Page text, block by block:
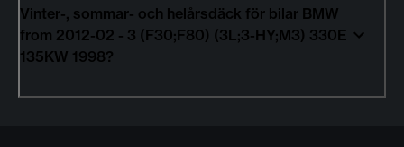
Vinter-, sommar- och helårsdäck för bilar BMW
from 2012-02 - 3 (F30;F80) (3L;3-HY;M3) 330E
135KW 1998?